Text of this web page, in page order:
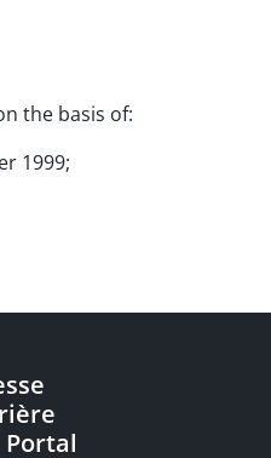
the basis of:
1999;
Portal